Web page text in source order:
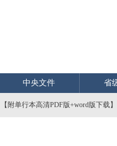
中央文件 省
附单行本高清PDF版+word版下载】